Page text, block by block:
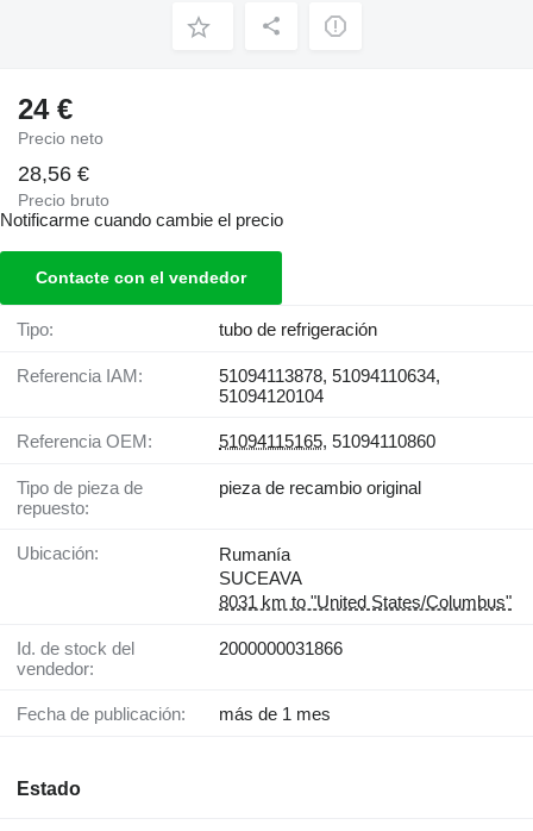
24 €
Precio neto
28,56 €
Precio bruto
Notificarme cuando cambie el precio
Contacte con el vendedor
Tipo: tubo de refrigeración
Referencia IAM:
51094113878, 51094110634,
51094120104
Referencia OEM: 51094115165, 51094110860
Tipo de pieza de
repuesto:
pieza de recambio original
Ubicación:
Rumanía
SUCEAVA
8031 km to "United States/Columbus"
Id. de stock del
vendedor:
2000000031866
Fecha de publicación: más de 1 mes
Estado